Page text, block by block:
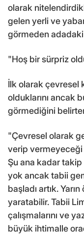
olarak
gelen yerli ve
görmeden
"Hoş bir sürpriz
İlk olarak çevresel
olduklarını ancak
görmediğini
"Çevresel olarak
verip
Şu ana kadar
yok ancak tabii
başladı artık.
yaratabilir. Tabii
çalışmalarını ve
büyük ihtimalle